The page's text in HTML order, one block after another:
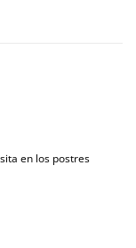
en los postres